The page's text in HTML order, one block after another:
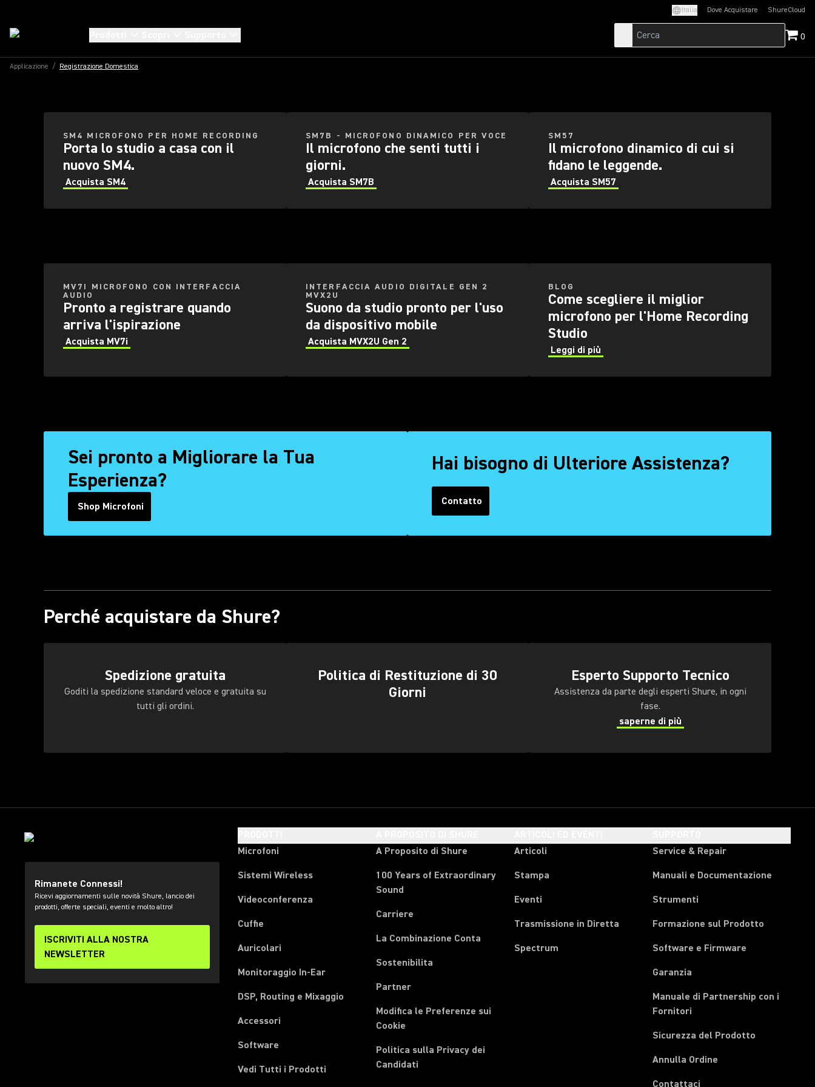
Italia Dove Acquistare ShureCloud
(Opens in a new
0
Applicazione / Registrazione Domestica
A 50000
SM4 MICROFONO PER HOME RECORDING
Porta lo studio a casa con il
nuovo SM4.
Acquista SM4
SM7B - MICROFONO DINAMICO PER VOCE
Il microfono che senti tutti i
giorni.
Acquista SM7B
SM57
Il microfono dinamico di cui si
fidano le leggende.
Acquista SM57
MV7I MICROFONO CON INTERFACCIA
AUDIO
Pronto a registrare quando
arriva l'ispirazione
Acquista MV7i
INTERFACCIA AUDIO DIGITALE GEN 2
MVX2U
Suono da studio pronto per l'uso
da dispositivo mobile
Acquista MVX2U Gen 2
BLOG
Come scegliere il miglior
microfono per l'Home Recording
Studio
Leggi di più
Sei pronto a Migliorare la Tua
Esperienza?
Shop Microfoni
Hai bisogno di Ulteriore Assistenza?
Contatto
(Opens in a new tab)
Perché acquistare da Shure?
Spedizione gratuita
Goditi la spedizione standard veloce e gratuita su
tutti gli ordini.
Politica di Restituzione di 30
Giorni
Esperto Supporto Tecnico
Assistenza da parte degli esperti Shure, in ogni
fase.
saperne di più
Rimanete Connessi!
Ricevi aggiornamenti sulle novità Shure, lancio dei
prodotti, offerte speciali, eventi e molto altro!
ISCRIVITI ALLA NOSTRA
NEWSLETTER
Microfoni
Sistemi Wireless
Videoconferenza
Cuffie
Auricolari
Monitoraggio In-Ear
DSP, Routing e Mixaggio
Accessori
Software
Vedi Tutti i Prodotti
A Proposito di Shure
100 Years of Extraordinary
Sound
Carriere
La Combinazione Conta
Sostenibilita
Partner
Modifica le Preferenze sui
Cookie
Politica sulla Privacy dei
Candidati
Articoli
Stampa
Eventi
Trasmissione in Diretta
Spectrum
Service & Repair
Manuali e Documentazione
Strumenti
Formazione sul Prodotto
Software e Firmware
Garanzia
Manuale di Partnership con i
Fornitori
Sicurezza del Prodotto
Annulla Ordine
Contattaci